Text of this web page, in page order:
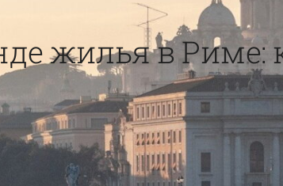
жилья в Риме: